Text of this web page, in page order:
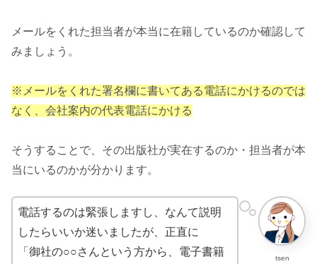
メールをくれた担当者が本当に在籍しているのか確認して
みましょう。
※メールをくれた署名欄に書いてある電話にかけるのでは
なく、会社案内の代表電話にかける
そうすることで、その出版社が実在するのか・担当者が本
当にいるのかが分かります。
tsen
電話するのは緊張しますし、なんて説明
したらいいか迷いましたが、正直に
「御社の○○さんという方から、電子書籍